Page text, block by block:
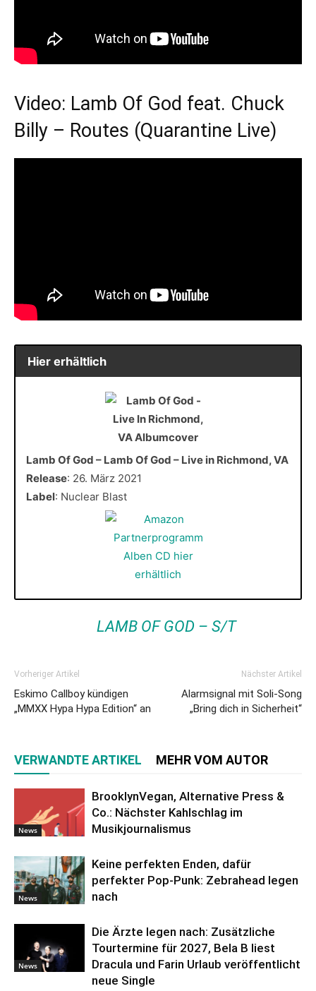
Video: Lamb Of God feat. Chuck
Billy – Routes (Quarantine Live)
Hier erhältlich
Lamb Of God – Lamb Of God – Live in Richmond, VA
Release: 26. März 2021
Label: Nuclear Blast
LAMB OF GOD – S/T
Vorheriger Artikel
Eskimo Callboy kündigen
„MMXX Hypa Hypa Edition“ an
Nächster Artikel
Alarmsignal mit Soli-Song
„Bring dich in Sicherheit“
VERWANDTE ARTIKEL MEHR VOM AUTOR
News
BrooklynVegan, Alternative Press &
Co.: Nächster Kahlschlag im
Musikjournalismus
News
Keine perfekten Enden, dafür
perfekter Pop-Punk: Zebrahead legen
nach
News
Die Ärzte legen nach: Zusätzliche
Tourtermine für 2027, Bela B liest
Dracula und Farin Urlaub veröffentlicht
neue Single